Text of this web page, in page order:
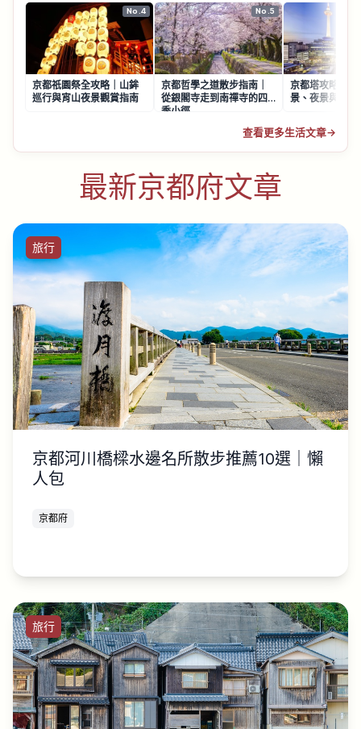
No.4
京都祇園祭全攻略｜山鉾
巡行與宵山夜景觀賞指南
No.5
京都哲學之道散步指南｜
從銀閣寺走到南禪寺的四
季小徑
京都塔攻略｜制
景、夜景與遊玩
查看更多生活文章→
最新京都府文章
旅行
京都河川橋樑水邊名所散步推薦10選｜懶
人包
京都府
旅行